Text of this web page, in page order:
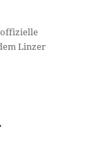
offizielle
Linzer